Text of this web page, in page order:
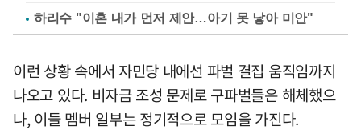
하리수 "이혼 내가 먼저 제안…아기 못 낳아 미안"
이런 상황 속에서 자민당 내에선 파벌 결집 움직임까지
나오고 있다. 비자금 조성 문제로 구파벌들은 해체했으
나, 이들 멤버 일부는 정기적으로 모임을 가진다.